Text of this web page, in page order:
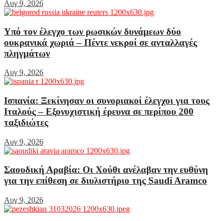
Αυγ 9, 2026
Υπό τον έλεγχο των ρωσικών δυνάμεων δύο
ουκρανικά χωριά – Πέντε νεκροί σε ανταλλαγές
πληγμάτων
Αυγ 9, 2026
Ισπανία: Ξεκίνησαν οι συνοριακοί έλεγχοι για τους
Ιταλούς – Εξονυχιστική έρευνα σε περίπου 200
ταξιδιώτες
Αυγ 9, 2026
Σαουδική Αραβία: Οι Χούθι ανέλαβαν την ευθύνη
για την επίθεση σε διυλιστήριο της Saudi Aramco
Αυγ 9, 2026